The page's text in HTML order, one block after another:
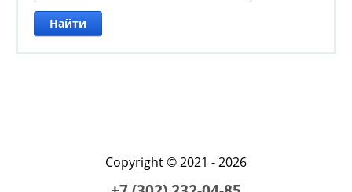
Найти
Copyright © 2021 - 2026